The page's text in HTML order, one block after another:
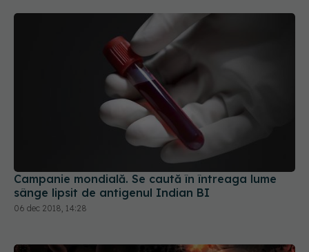
Campanie mondială. Se caută în întreaga lume
sânge lipsit de antigenul Indian BI
06 dec 2018, 14:28